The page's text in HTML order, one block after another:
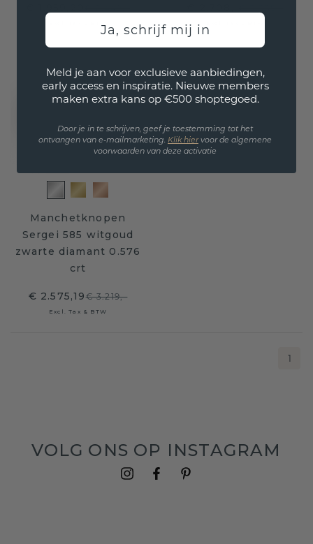
Manchetknopen
Sergei 585 witgoud
zwarte diamant 0.576
crt
€ 2.575,19€ 3.219,-
Excl. Tax & BTW
1
VOLG ONS OP INSTAGRAM
Ja, schrijf mij in
Meld je aan voor exclusieve aanbiedingen,
early access en inspiratie. Nieuwe members
maken extra kans op €500 shoptegoed.
Door je in te schrijven, geef je toestemming tot het
ontvangen van e-mailmarketing. Klik hiervoor de algemene
voorwaarden van deze activatie